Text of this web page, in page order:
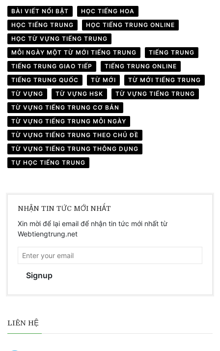
BÀI VIẾT NỔI BẬT
HỌC TIẾNG HOA
HỌC TIẾNG TRUNG
HỌC TIẾNG TRUNG ONLINE
HỌC TỪ VỰNG TIẾNG TRUNG
MỖI NGÀY MỘT TỪ MỚI TIẾNG TRUNG
TIẾNG TRUNG
TIẾNG TRUNG GIAO TIẾP
TIẾNG TRUNG ONLINE
TIẾNG TRUNG QUỐC
TỪ MỚI
TỪ MỚI TIẾNG TRUNG
TỪ VỰNG
TỪ VỰNG HSK
TỪ VỰNG TIẾNG TRUNG
TỪ VỰNG TIẾNG TRUNG CƠ BẢN
TỪ VỰNG TIẾNG TRUNG MỖI NGÀY
TỪ VỰNG TIẾNG TRUNG THEO CHỦ ĐỀ
TỪ VỰNG TIẾNG TRUNG THÔNG DỤNG
TỰ HỌC TIẾNG TRUNG
NHẬN TIN TỨC MỚI NHẤT
Xin mời để lại email để nhận tin tức mới nhất từ
Webtiengtrung.net
Signup
LIÊN HỆ